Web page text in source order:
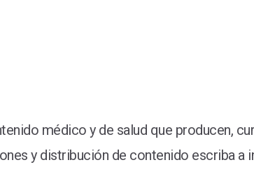
médico y de salud que producen,
y distribución de contenido escriba a